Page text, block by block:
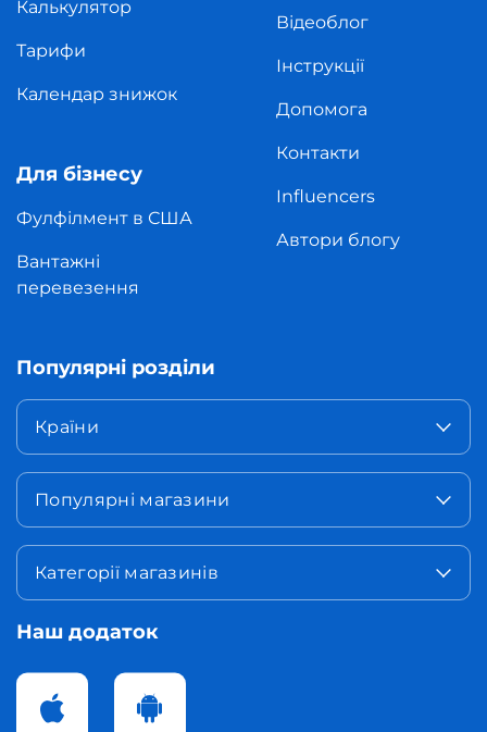
Калькулятор
Тарифи
Календар знижок
Для бізнесу
Фулфілмент в США
Вантажні
перевезення
Відеоблог
Інструкції
Допомога
Контакти
Influencers
Автори блогу
Популярні розділи
Країни
Популярні магазини
Категорії магазинів
Наш додаток